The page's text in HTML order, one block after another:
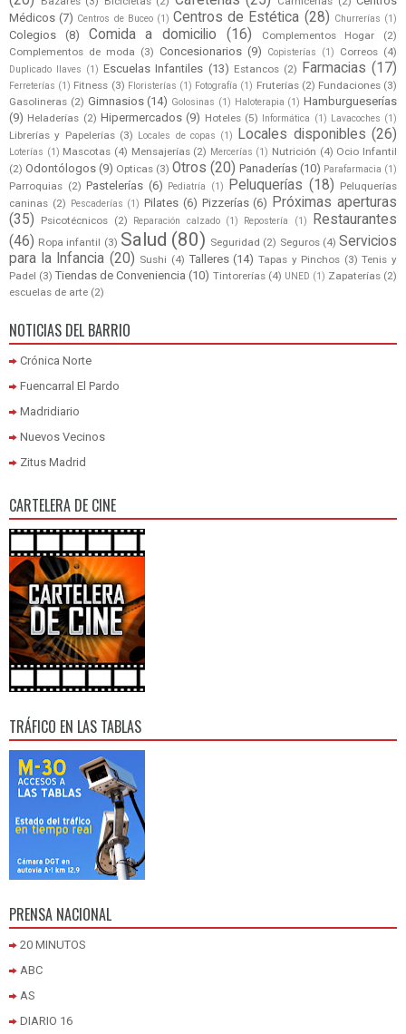
Médicos (7) Centros de Buceo (1) Centros de Estética (28) Churrerías (1)
Colegios (8) Comida a domicilio (16) Complementos Hogar
(2)
Complementos de moda (3) Concesionarios (9) Copisterías (1) Correos (4)
Duplicado llaves (1) Escuelas Infantiles (13) Estancos (2) Farmacias (17)
Ferreterías (1) Fitness (3) Floristerías (1) Fotografía (1) Fruterías (2) Fundaciones (3)
Gasolineras (2) Gimnasios (14) Golosinas (1) Haloterapia (1) Hamburgueserías
(9) Heladerías (2) Hipermercados (9) Hoteles (5) Informática (1) Lavacoches (1)
Librerías y Papelerías (3) Locales de copas (1) Locales disponibles (26)
Loterías (1) Mascotas (4) Mensajerías (2) Mercerías (1) Nutrición (4) Ocio Infantil
(2) Odontólogos (9) Opticas (3) Otros (20) Panaderías (10) Parafarmacia (1)
Parroquias (2) Pastelerías (6) Pediatría (1) Peluquerías (18) Peluquerías
caninas (2) Pescaderías (1) Pilates (6) Pizzerías (6) Próximas aperturas
(35)
Psicotécnicos (2) Reparación calzado (1) Repostería (1)
Restaurantes
(46) Ropa infantil (3) Salud (80) Seguridad (2) Seguros (4) Servicios
para la Infancia (20) Sushi (4) Talleres (14) Tapas y Pinchos (3) Tenis y
Padel (3) Tiendas de Conveniencia (10) Tintorerías (4) UNED (1) Zapaterías (2)
escuelas de arte (2)
NOTICIAS DEL BARRIO
Crónica Norte
Fuencarral El Pardo
Madridiario
Nuevos Vecinos
Zitus Madrid
CARTELERA DE CINE
TRÁFICO EN LAS TABLAS
PRENSA NACIONAL
20 MINUTOS
ABC
AS
DIARIO 16